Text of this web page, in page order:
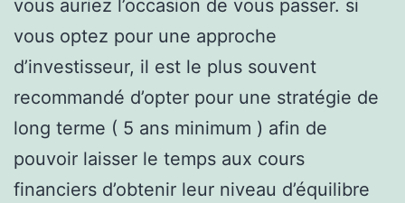
vous auriez l’occasion de vous passer. si
vous optez pour une approche
d’investisseur, il est le plus souvent
recommandé d’opter pour une stratégie de
long terme ( 5 ans minimum ) afin de
pouvoir laisser le temps aux cours
financiers d’obtenir leur niveau d’équilibre